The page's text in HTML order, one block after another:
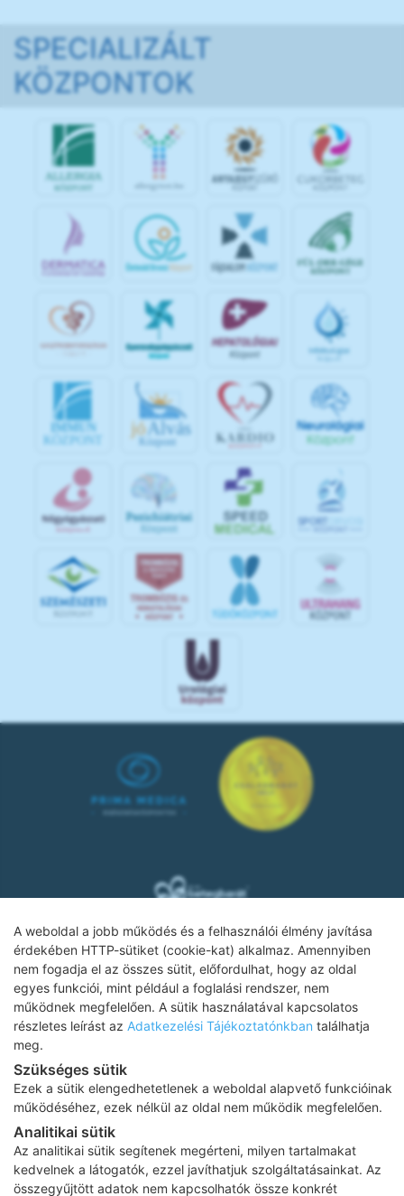
A weboldal a jobb működés és a felhasználói élmény javítása
érdekében HTTP-sütiket (cookie-kat) alkalmaz. Amennyiben
nem fogadja el az összes sütit, előfordulhat, hogy az oldal
egyes funkciói, mint például a foglalási rendszer, nem
működnek megfelelően. A sütik használatával kapcsolatos
részletes leírást az Adatkezelési Tájékoztatónkban találhatja
meg.
Szükséges sütik
Ezek a sütik elengedhetetlenek a weboldal alapvető funkcióinak
működéséhez, ezek nélkül az oldal nem működik megfelelően.
Analitikai sütik
Az analitikai sütik segítenek megérteni, milyen tartalmakat
kedvelnek a látogatók, ezzel javíthatjuk szolgáltatásainkat. Az
összegyűjtött adatok nem kapcsolhatók össze konkrét
SPECIALIZÁLT
KÖZPONTOK
IMMUN
KÖZPONT
jó Alvás
Központ
SPOR
Adatkezelési tájékoztató
Impresszum
Karrier
Az oldalon feltüntetett árak az ÁFÁ-t tartalmazzák!
A képek a Shutterstock.com és a Canva.com
licence alapján
kerültek felhasználásra.